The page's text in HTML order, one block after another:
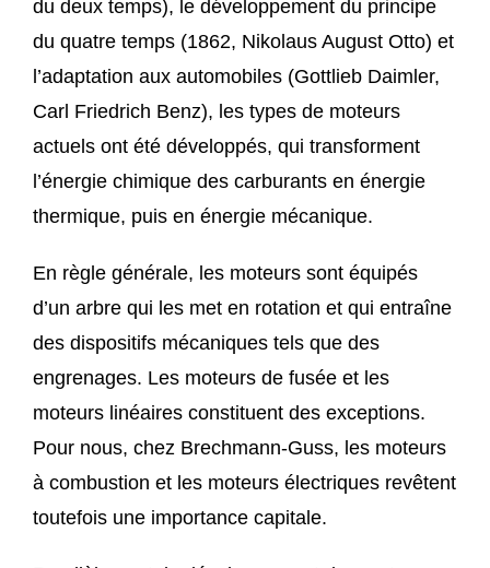
du deux temps), le développement du principe
du quatre temps (1862, Nikolaus August Otto) et
l’adaptation aux automobiles (Gottlieb Daimler,
Carl Friedrich Benz), les types de moteurs
actuels ont été développés, qui transforment
l’énergie chimique des carburants en énergie
thermique, puis en énergie mécanique.
En règle générale, les moteurs sont équipés
d’un arbre qui les met en rotation et qui entraîne
des dispositifs mécaniques tels que des
engrenages. Les moteurs de fusée et les
moteurs linéaires constituent des exceptions.
Pour nous, chez Brechmann-Guss, les moteurs
à combustion et les moteurs électriques revêtent
toutefois une importance capitale.